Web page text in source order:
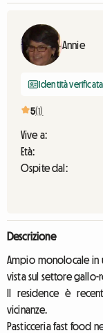
Annie
Identità verificata
5(1)
Vive a:
Età:
Ospite dal:
Descrizione
Ampio monolocale in
vista sul settore gallo-
Il residence è
vicinanze.
Pasticceria fast food